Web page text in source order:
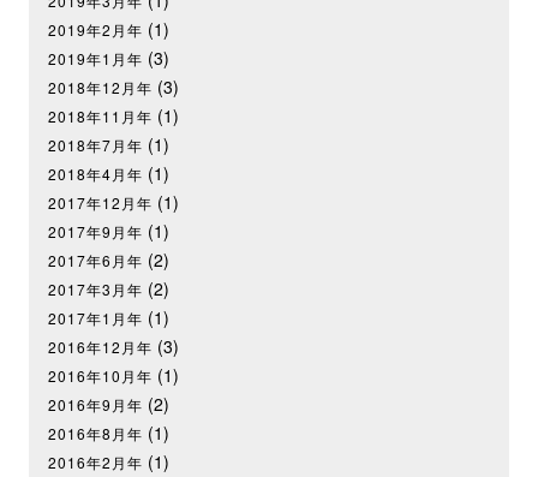
2019年2月年 (1)
2019年1月年 (3)
2018年12月年 (3)
2018年11月年 (1)
2018年7月年 (1)
2018年4月年 (1)
2017年12月年 (1)
2017年9月年 (1)
2017年6月年 (2)
2017年3月年 (2)
2017年1月年 (1)
2016年12月年 (3)
2016年10月年 (1)
2016年9月年 (2)
2016年8月年 (1)
2016年2月年 (1)